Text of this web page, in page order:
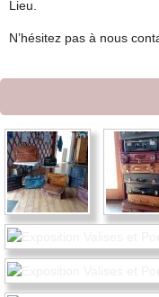
Lieu.
N’hésitez pas à nous